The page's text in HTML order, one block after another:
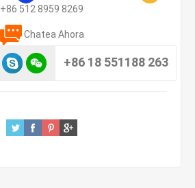
+86 512 8959 8269
Chatea Ahora
+86 18 551188 263